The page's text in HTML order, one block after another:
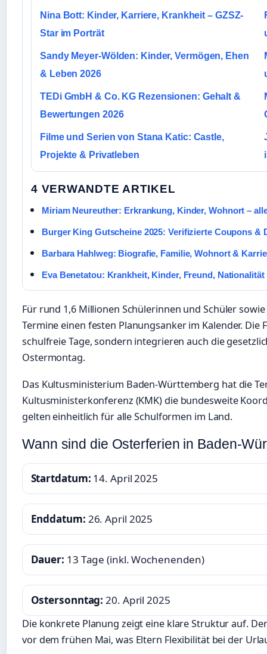
Nina Bott: Kinder, Karriere, Krankheit – GZSZ-
Star im Porträt
Sandy Meyer-Wölden: Kinder, Vermögen, Ehen
& Leben 2026
TEDi GmbH & Co. KG Rezensionen: Gehalt &
Bewertungen 2026
Filme und Serien von Stana Katic: Castle,
Projekte & Privatleben
4 VERWANDTE ARTIKEL
Miriam Neureuther: Erkrankung, Kinder, Wohnort –
Burger King Gutscheine 2025: Verifizierte Coupons &
Barbara Hahlweg: Biografie, Familie, Wohnort &
Eva Benetatou: Krankheit, Kinder, Freund,
Für rund 1,6 Millionen Schülerinnen und Schüler
Termine einen festen Planungsanker im Kalender. Die
schulfreie Tage, sondern integrieren auch die
Ostermontag.
Das Kultusministerium Baden-Württemberg hat die
Kultusministerkonferenz (KMK) die bundesweite
gelten einheitlich für alle Schulformen im Land.
Wann sind die Osterferien in Baden-
Startdatum: 14. April 2025
Enddatum: 26. April 2025
Dauer: 13 Tage (inkl. Wochenenden)
Ostersonntag: 20. April 2025
Die konkrete Planung zeigt eine klare Struktur auf.
vor dem frühen Mai, was Eltern Flexibilität bei der